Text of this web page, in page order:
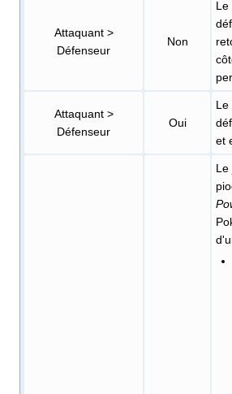
Attaquant >
Défenseur
Non
Le
Attaquant >
Défenseur
Oui
Le
et
Le